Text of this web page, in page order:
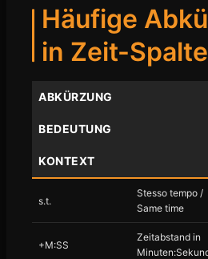
Häufige
in Zeit-
ABKÜRZUNG
BEDEUTUNG
KONTEXT
s.t.
Stesso tempo /
Same time
+M:SS
Zeitabstand in